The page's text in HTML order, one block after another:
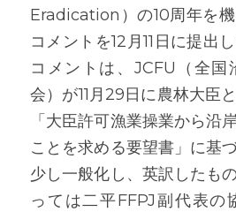
Eradication）の10周年を
コメントを12月11日に提出
コメントは、JCFU（全国
会）が11月29日に農林大臣
「大臣許可漁業操業から沿
ことを求める要望書」に基
少し一般化し、英訳したも
っては二平FFPJ副代表の